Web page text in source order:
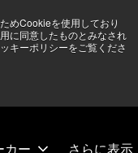
めCookieを使用しており
に同意したものとみなされ
キーポリシーをご覧くださ
こちら➜
カー さらに表示